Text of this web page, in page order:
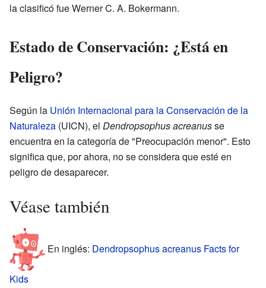
la clasificó fue Werner C. A. Bokermann.
Estado de Conservación: ¿Está en
Peligro?
Según la Unión Internacional para la Conservación de la
Naturaleza (UICN), el Dendropsophus acreanusse
encuentra en la categoría de "Preocupación menor". Esto
significa que, por ahora, no se considera que esté en
peligro de desaparecer.
Véase también
En inglés: Dendropsophus acreanus Facts for
Kids